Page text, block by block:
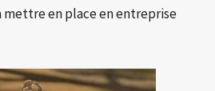
mettre en place en entreprise